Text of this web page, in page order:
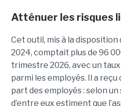
Atténuer les risques
Cet outil, mis à la disposition
2024, comptait plus de 96
trimestre 2026, avec un taux
parmi les employés. Il a
part des employés : selon
d’entre eux estiment que